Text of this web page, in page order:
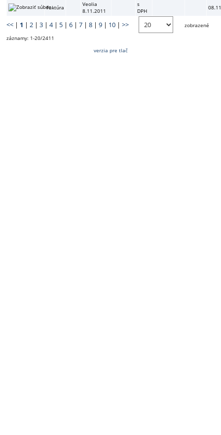
Faktúra
Veolia
8.11.2011
s
DPH
<< | 1 |2 |3 |4| 5 |6 |7 |8 |9 | 10 |>>
zobrazené
záznamy: 1-20/2411
verzia pre tlač